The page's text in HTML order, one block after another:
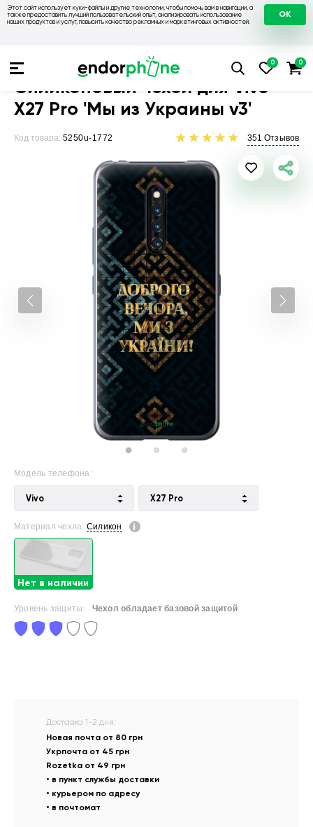
Этот сайт использует куки-файлы и другие технологии, чтобы помочь вам в навигации, а
также предоставить лучший пользовательский опыт, анализировать использование
наших продуктов и услуг, повысить качество рекламных и маркетинговых активностей.
OK
Чехлы на Vivo Чехол для Vivo X27 Pro
Силиконовый чехол для Vivo
X27 Pro 'Мы из Украины v3'
Код товара: 5250u-1772 351 Отзывов
Модель телефона:
Vivo X27 Pro
Материал чехла: Силикон
Нет в наличии
Уровень защиты: Чехол обладает базовой защитой
Доставка 1-2 дня:
Новая почта от 80 грн
Укрпочта от 45 грн
Rozetka от 49 грн
• в пункт службы доставки
• курьером по адресу
• в почтомат